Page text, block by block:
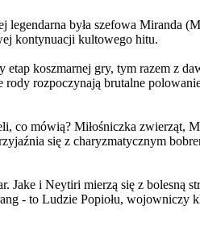
była szefowa Miranda
kontynuacji kultowego hitu.
koszmarnej gry, tym razem z
rozpoczynają brutalne
co mówią? Miłośniczka zwierząt,
się z charyzmatycznym
Jake i Neytiri mierzą się z bolesną
- to Ludzie Popiołu, wojowniczy